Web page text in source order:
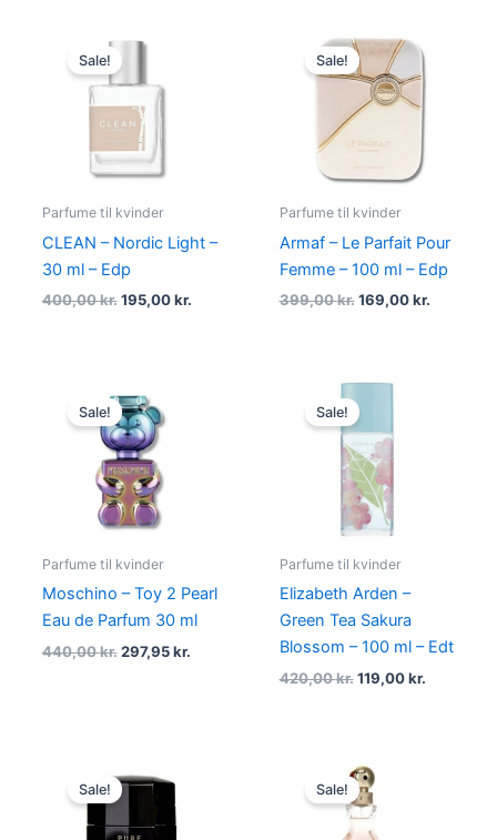
Sale!
Parfume til kvinder
CLEAN – Nordic Light –
30 ml – Edp
400,00kr.
was:
400,00 kr..
195,00kr.
Sale!
Parfume til kvinder
Armaf – Le Parfait Pour
Femme – 100 ml – Edp
399,00kr.
price
was:
399,00 kr..
169,00kr.
Sale!
Parfume til kvinder
Moschino – Toy 2 Pearl
Eau de Parfum 30 ml
440,00kr.
price
was:
440,00 kr..
297,95kr.
Sale!
Parfume til kvinder
Elizabeth Arden –
Green Tea Sakura
Blossom – 100 ml – Edt
420,00kr.
Original
price
was:
420,00 kr..
119,00kr.
Sale! price
was:
575,00 kr..
Sale!
Original
price
was:
960,00 kr..